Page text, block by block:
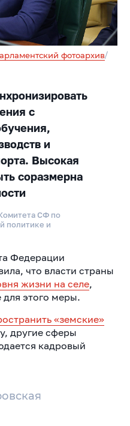
фотоархив/
с
и
Высокая
соразмерна
СФ по
политике и
Федерации
что власти страны
жизни на селе,
этого меры.
«земские»
другие сферы
кадровый